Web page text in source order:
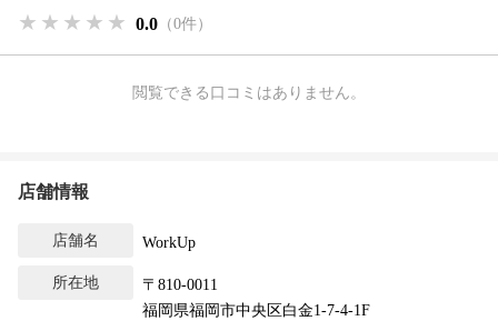
★★★★★
★★★★★
★★★★★ 0.0 （0件）
閲覧できる口コミはありません。
店舗情報
店舗名 WorkUp
所在地
〒810-0011
福岡県福岡市中央区白金1-7-4-1F